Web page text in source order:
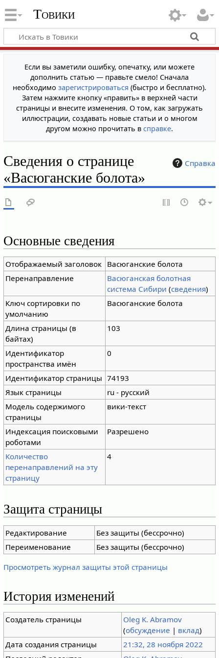
Товики
Если вы заметили ошибку, опечатку, или можете
дополнить статью — правьте смело! Сначала
необходимо зарегистрироваться (быстро и бесплатно).
Затем нажмите кнопку «править» в верхней части
страницы и внесите изменения. О том, как загружать
иллюстрации, создавать новые статьи и о многом
другом можно прочитать в справке.
Справка
Сведения о странице
«Васюганские болота»
Основные сведения
Отображаемый заголовок
Васюганские болота
Перенаправление
Васюганская болотная
система Сибири (сведения)
Ключ сортировки по
умолчанию
Васюганские болота
Длина страницы (в
байтах)
103
Идентификатор
пространства имён
0
Идентификатор страницы 74193
Язык страницы
ru - русский
Модель содержимого
страницы
вики-текст
Индексация поисковыми
роботами
Разрешено
Количество
перенаправлений на эту
страницу
4
Защита страницы
Редактирование
Без защиты (бессрочно)
Переименование
Без защиты (бессрочно)
Просмотреть журнал защиты этой страницы
История изменений
Создатель страницы
Oleg K. Abramov
(обсуждение | вклад)
Дата создания страницы
21:32, 28 ноября 2022